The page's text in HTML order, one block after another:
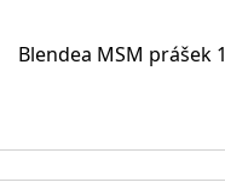
Blendea MSM prášek